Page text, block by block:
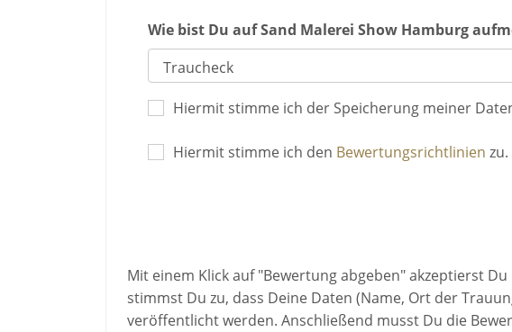
Wie bist Du auf Sand Malerei Show Hamburg
Hiermit stimme ich der Speicherung meiner
Hiermit stimme ich den Bewertungsrichtlinien
Mit einem Klick auf "Bewertung abgeben" akzeptierst
stimmst Du zu, dass Deine Daten (Name, Ort der
veröffentlicht werden. Anschließend musst Du die